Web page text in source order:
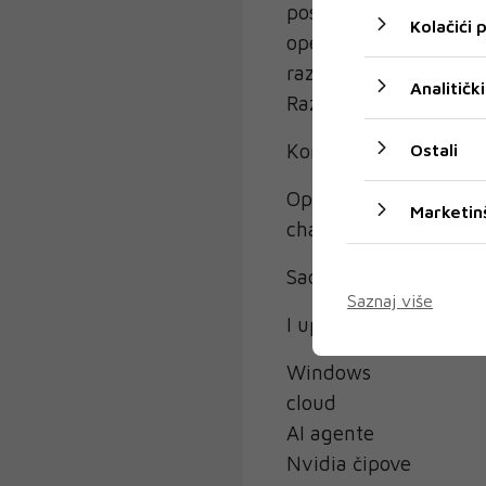
poslovne agente
operativne sustave
razvojne alate.
Razlog je vrlo
Konkurencija postaje
OpenAI, Anthropic,
chatbotovima.
Sada se vodi rat za
I upravo zato
Windows
cloud
AI agente
Nvidia čipove
Kolačići
Analitički
Ostali
Saznaj više